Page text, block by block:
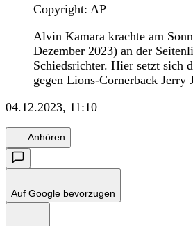
Copyright: AP
Alvin Kamara krachte am
Dezember 2023) an der
Schiedsrichter. Hier setzt sich
gegen Lions-Cornerback Jerry
04.12.2023, 11:10
Anhören
Auf Google bevorzugen